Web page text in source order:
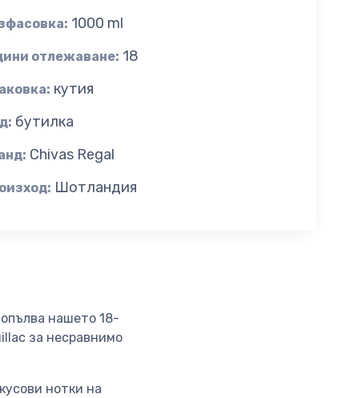
1000 ml
отлежаване: 18
кутия
бутилка
Chivas Regal
Шотландия
нашето 18-
за несравнимо
нотки на